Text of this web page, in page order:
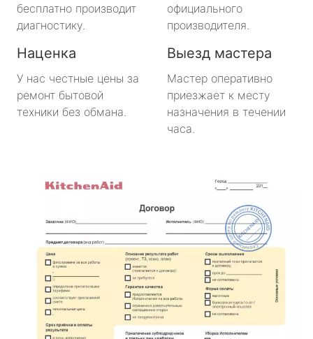
бесплатно производит
диагностику.
официального
производителя.
Наценка
У нас честные цены за
ремонт бытовой
техники без обмана.
Выезд мастера
Мастер оперативно
приезжает к месту
назначения в течении
часа.